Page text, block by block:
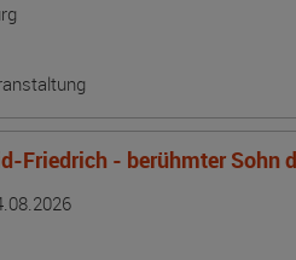
Friedrich - berühmter Sohn